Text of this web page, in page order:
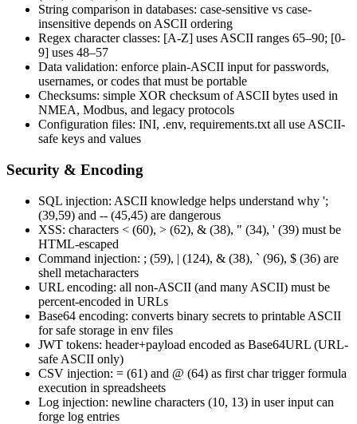
String comparison in databases: case-sensitive vs case-
insensitive depends on ASCII ordering
Regex character classes: [A-Z] uses ASCII ranges 65–90; [0-
9] uses 48–57
Data validation: enforce plain-ASCII input for passwords,
usernames, or codes that must be portable
Checksums: simple XOR checksum of ASCII bytes used in
NMEA, Modbus, and legacy protocols
Configuration files: INI, .env, requirements.txt all use ASCII-
safe keys and values
Security & Encoding
SQL injection: ASCII knowledge helps understand why ';
(39,59) and -- (45,45) are dangerous
XSS: characters < (60), > (62), & (38), " (34), ' (39) must be
HTML-escaped
Command injection: ; (59), | (124), & (38), ` (96), $ (36) are
shell metacharacters
URL encoding: all non-ASCII (and many ASCII) must be
percent-encoded in URLs
Base64 encoding: converts binary secrets to printable ASCII
for safe storage in env files
JWT tokens: header+payload encoded as Base64URL (URL-
safe ASCII only)
CSV injection: = (61) and @ (64) as first char trigger formula
execution in spreadsheets
Log injection: newline characters (10, 13) in user input can
forge log entries